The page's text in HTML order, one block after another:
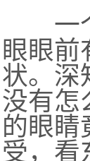
一个
眼眼
状。深
没有怎
的眼睛
受，看